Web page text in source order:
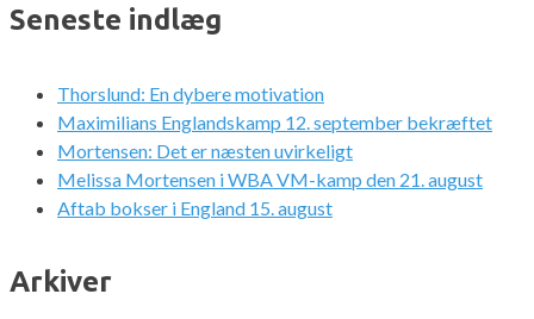
Seneste indlæg
Thorslund: En dybere motivation
Maximilians Englandskamp 12. september bekræftet
Mortensen: Det er næsten uvirkeligt
Melissa Mortensen i WBA VM-kamp den 21. august
Aftab bokser i England 15. august
Arkiver